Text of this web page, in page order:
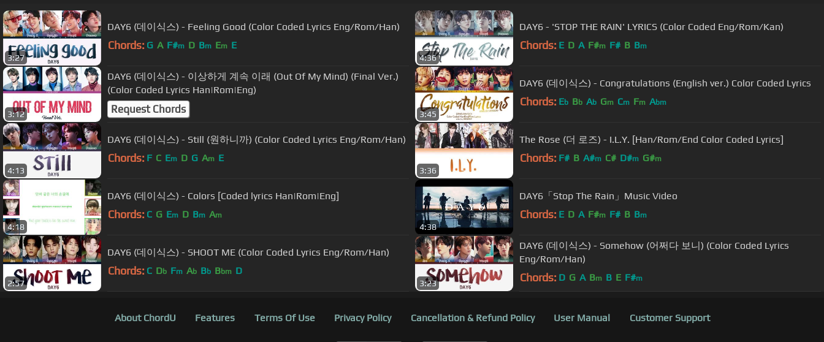
3:27
DAY6 (데이식스) - Feeling Good (Color Coded Lyrics Eng/Rom/Han)
Chords: G A F#m D Bm Em E
4:36
DAY6 - 'STOP THE RAIN' LYRICS (Color Coded Eng/Rom/Kan)
Chords: E D A F#m F# B Bm
3:12
DAY6 (데이식스) - 이상하게 계속 이래 (Out Of My Mind) (Final Ver.)
(Color Coded Lyrics Han|Rom|Eng)
Request Chords 3:45
DAY6 (데이식스) - Congratulations (English ver.) Color Coded Lyrics
Chords: Eb Bb Ab Gm Cm Fm Abm
4:13
DAY6 (데이식스) - Still (원하니까) (Color Coded Lyrics Eng/Rom/Han)
Chords: F C Em D G Am E
3:36
The Rose (더 로즈) - I.L.Y. [Han/Rom/End Color Coded Lyrics]
Chords: F# B A#m C# D#m G#m
4:18
DAY6 (데이식스) - Colors [Coded lyrics Han|Rom|Eng]
Chords: C G Em D Bm Am
4:38
DAY6「Stop The Rain」Music Video
Chords: E D A F#m F# B Bm
2:57
DAY6 (데이식스) - SHOOT ME (Color Coded Lyrics Eng/Rom/Han)
Chords: C Db Fm Ab Bb Bbm D
3:23
DAY6 (데이식스) - Somehow (어쩌다 보니) (Color Coded Lyrics
Eng/Rom/Han)
Chords: D G A Bm B E F#m
About ChordU Features Terms Of Use Privacy Policy Cancellation & Refund Policy User Manual Customer Support